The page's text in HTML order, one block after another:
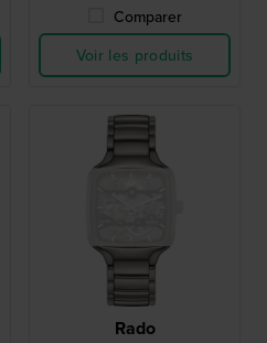
Comparer
Voir les produits
Rado